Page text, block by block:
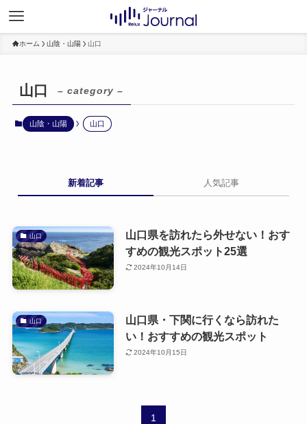
ホーム 山陰・山陽 山口
山口 – category –
山陰・山陽 山口
新着記事 人気記事
山口
山口県を訪れたら外せない！おす
すめの観光スポット25選
2024年10月14日
山口
山口県・下関に行くなら訪れた
い！おすすめの観光スポット
2024年10月15日
1